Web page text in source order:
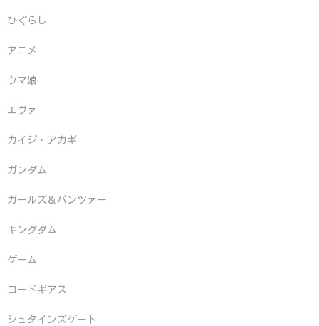
ひぐらし
アニメ
ウマ娘
エヴァ
カイジ・アカギ
ガンダム
ガールズ＆パンツァー
キングダム
ゲーム
コードギアス
シュタインズゲート